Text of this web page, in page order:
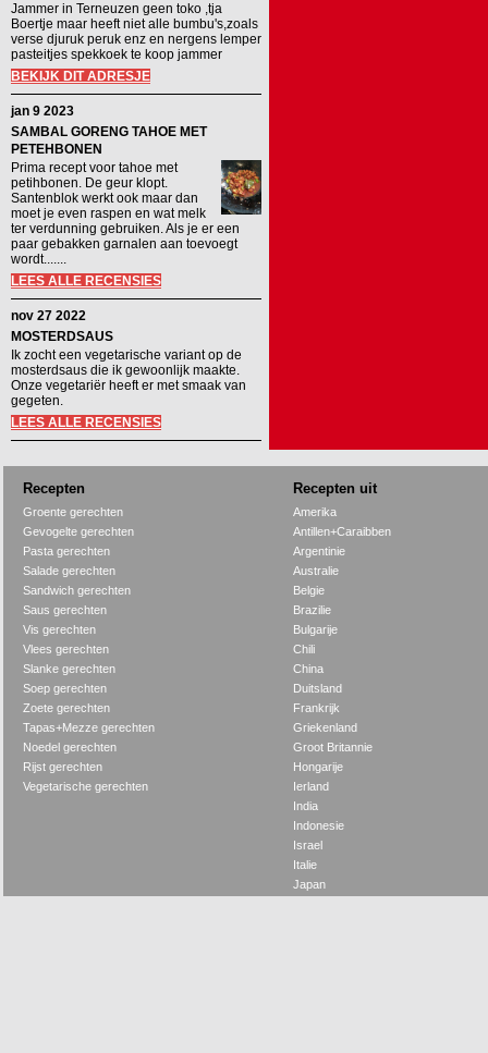
Jammer in Terneuzen geen toko ,tja
Boertje maar heeft niet alle bumbu's,zoals
verse djuruk peruk enz en nergens lemper
pasteitjes spekkoek te koop jammer
BEKIJK DIT ADRESJE
jan 9 2023
SAMBAL GORENG TAHOE MET
PETEHBONEN
Prima recept voor tahoe met
petihbonen. De geur klopt.
Santenblok werkt ook maar dan
moet je even raspen en wat melk
ter verdunning gebruiken. Als je er een
paar gebakken garnalen aan toevoegt
wordt.......
LEES ALLE RECENSIES
nov 27 2022
MOSTERDSAUS
Ik zocht een vegetarische variant op de
mosterdsaus die ik gewoonlijk maakte.
Onze vegetariër heeft er met smaak van
gegeten.
LEES ALLE RECENSIES
Recepten Recepten uit
Groente gerechten
Gevogelte gerechten
Pasta gerechten
Salade gerechten
Sandwich gerechten
Saus gerechten
Vis gerechten
Vlees gerechten
Slanke gerechten
Soep gerechten
Zoete gerechten
Tapas+Mezze gerechten
Noedel gerechten
Rijst gerechten
Vegetarische gerechten
Amerika
Antillen+Caraibben
Argentinie
Australie
Belgie
Brazilie
Bulgarije
Chili
China
Duitsland
Frankrijk
Griekenland
Groot Britannie
Hongarije
Ierland
India
Indonesie
Israel
Italie
Japan